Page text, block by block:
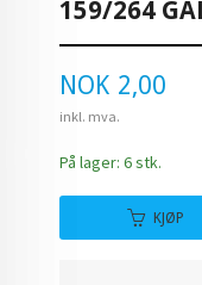
159/264
Pris
NOK 2,00
inkl. mva.
På lager: 6 stk.
KJØP